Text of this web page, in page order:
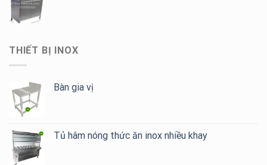
THIẾT BỊ INOX
Bàn gia vị
Tủ hâm nóng thức ăn inox nhiều khay